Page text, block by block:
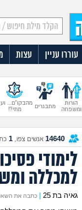
עוררו עניין עצות
הורות
ומשפחה
מתבגרים
מהבקו"ם...
מתי?!
14640 אנשים צפו, 1
לימודי
למכללה
גאיה בת 25 כתבה את השאלה ב-07/09/25